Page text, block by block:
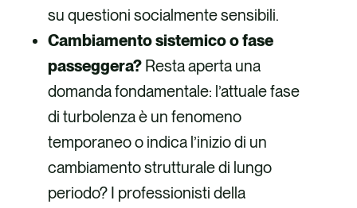
su questioni socialmente sensibili.
Cambiamento sistemico o fase
passeggera? Resta aperta una
domanda fondamentale: l’attuale fase
di turbolenza è un fenomeno
temporaneo o indica l’inizio di un
cambiamento strutturale di lungo
periodo? I professionisti della